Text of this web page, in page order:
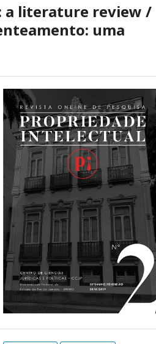
a literature review /
uma